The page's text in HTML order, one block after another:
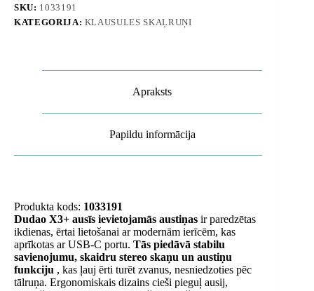
melnas
daudzums
SKU: 1033191
KATEGORIJA: KLAUSULES SKAĻRUŅI
Apraksts
Papildu informācija
Produkta kods: 1033191
Dudao X3+ ausīs ievietojamās austiņas ir paredzētas
ikdienas, ērtai lietošanai ar modernām ierīcēm, kas
aprīkotas ar USB-C portu. Tās piedāvā stabilu
savienojumu, skaidru stereo skaņu un austiņu
funkciju , kas ļauj ērti turēt zvanus, nesniedzoties pēc
tālruņa. Ergonomiskais dizains cieši pieguļ ausij,